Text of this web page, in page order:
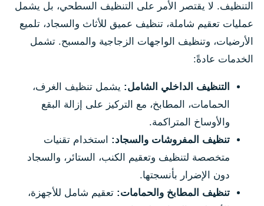
التنظيف. لا يقتصر الأمر على التنظيف السطحي، بل يشمل
عمليات تعقيم شاملة، تنظيف عميق للأثاث والسجاد، تلميع
الأرضيات، وتنظيف الواجهات الزجاجية والمسبح. تشمل
الخدمات عادةً:
التنظيف الداخلي الشامل: يشمل تنظيف الغرف،
الحمامات، المطابخ، مع التركيز على إزالة البقع
والأوساخ المتراكمة.
تنظيف المفروشات والسجاد: استخدام تقنيات
متخصصة لتنظيف وتعقيم الكنب، الستائر، والسجاد
دون الإضرار بأنسجتها.
تنظيف المطابخ والحمامات: تعقيم شامل للأجهزة،